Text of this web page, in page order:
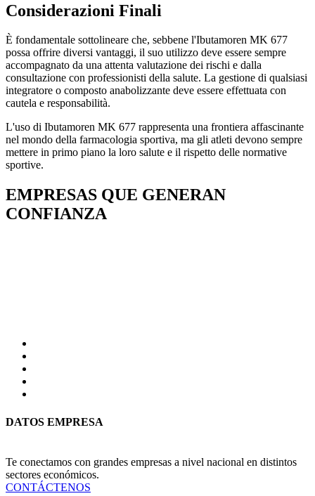
Considerazioni Finali
È fondamentale sottolineare che, sebbene l'Ibutamoren MK 677
possa offrire diversi vantaggi, il suo utilizzo deve essere sempre
accompagnato da una attenta valutazione dei rischi e dalla
consultazione con professionisti della salute. La gestione di qualsiasi
integratore o composto anabolizzante deve essere effettuata con
cautela e responsabilità.
L'uso di Ibutamoren MK 677 rappresenta una frontiera affascinante
nel mondo della farmacologia sportiva, ma gli atleti devono sempre
mettere in primo piano la loro salute e il rispetto delle normative
sportive.
EMPRESAS QUE GENERAN
CONFIANZA
DATOS EMPRESA
Te conectamos con grandes empresas a nivel nacional en distintos
sectores económicos.
CONTÁCTENOS